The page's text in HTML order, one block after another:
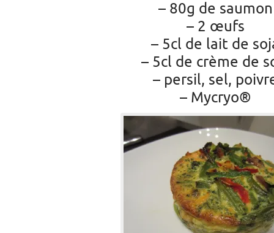
– 80g de saumon
– 2 œufs
– 5cl de lait de
– 5cl de crème de
– persil, sel,
– Mycryo®